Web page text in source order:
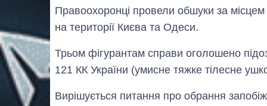
Правоохоронці провели обшуки за
на території Києва та Одеси.
Трьом фігурантам справи оголошено
121 КК України (умисне тяжке тілесне
Вирішується питання про обрання